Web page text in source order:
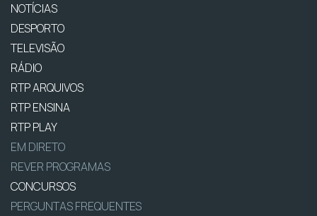
NOTÍCIAS
DESPORTO
TELEVISÃO
RÁDIO
RTP ARQUIVOS
RTP ENSINA
RTP PLAY
EM DIRETO
REVER PROGRAMAS
CONCURSOS
PERGUNTAS FREQUENTES